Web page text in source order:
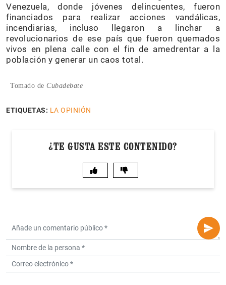
Venezuela, donde jóvenes delincuentes, fueron
financiados para realizar acciones vandálicas,
incendiarias, incluso llegaron a linchar a
revolucionarios de ese país que fueron quemados
vivos en plena calle con el fin de amedrentar a la
población y generar un caos total.
Tomado de Cubadebate
ETIQUETAS: LA OPINIÓN
¿TE GUSTA ESTE CONTENIDO?